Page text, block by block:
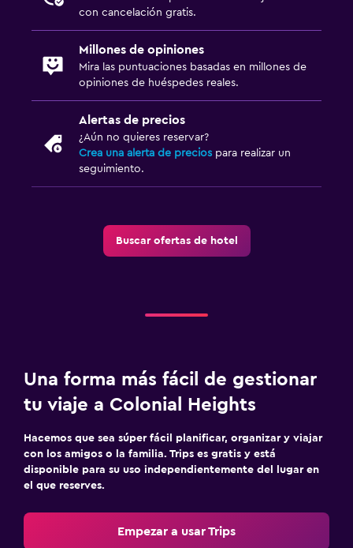
con cancelación gratis.
Millones de opiniones
Mira las puntuaciones basadas en millones de
opiniones de huéspedes reales.
Alertas de precios
¿Aún no quieres reservar?
Crea una alerta de precios para realizar un
seguimiento.
Buscar ofertas de hotel
Una forma más fácil de gestionar
tu viaje a Colonial Heights
Hacemos que sea súper fácil planificar, organizar y viajar
con los amigos o la familia. Trips es gratis y está
disponible para su uso independientemente del lugar en
el que reserves.
Empezar a usar Trips